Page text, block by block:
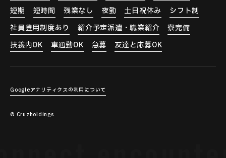
短期
短時間 残業なし 夜勤 土日祝休み
シフト制
社員登用制度あり
紹介予定派遣・職業紹介
寮完備
扶養内OK
車通勤OK 急募 友達と応募OK
© Cruzholdings
Googleアナリティクスの利用について